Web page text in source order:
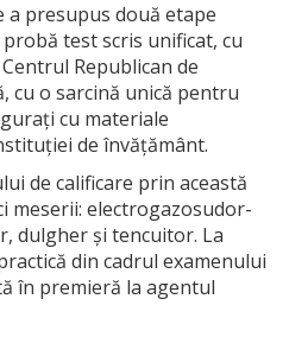
a presupus două etape
test scris unificat, cu
Republican de
cu o sarcină unică pentru
cu materiale
de învățământ.
de calificare prin această
meserii: electrogazosudor-
dulgher și tencuitor. La
din cadrul examenului
în premieră la agentul